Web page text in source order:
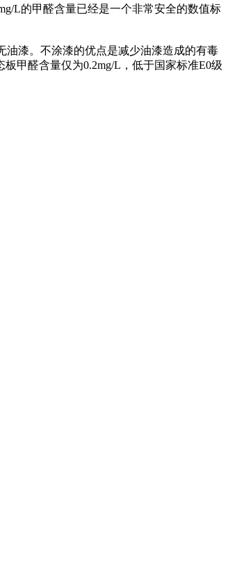
L的甲醛含量已经是一个非常安全的数值标
油漆。不涂漆的优点是减少油漆造成的有毒
甲醛含量仅为0.2mg/L，低于国家标准E0级